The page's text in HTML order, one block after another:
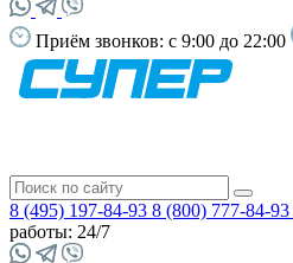
Приём звонков: с 9:00 до 22:00
8 (495) 197-84-93 8 (800) 777-84-93
работы: 24/7